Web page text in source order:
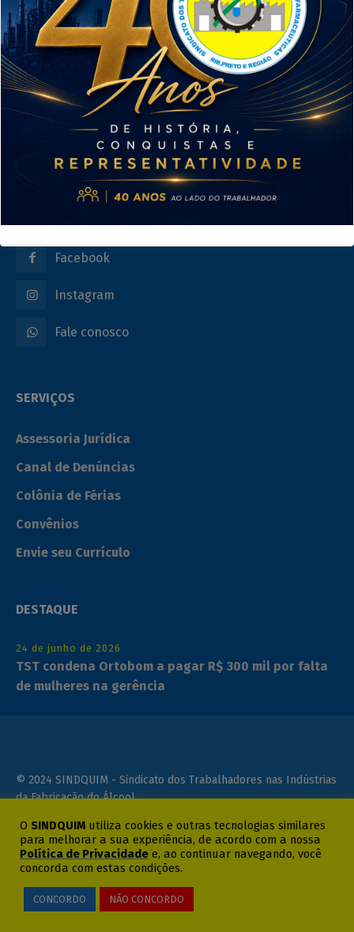
Continue lendo
Facebook
Instagram
Fale conosco
SERVIÇOS
Assessoria Jurídica
Canal de Denúncias
Colônia de Férias
Convênios
Envie seu Currículo
DESTAQUE
24 de junho de 2026
TST condena Ortobom a pagar R$ 300 mil por falta
de mulheres na gerência
© 2024 SINDQUIM - Sindicato dos Trabalhadores nas Indústrias
da Fabricação do Álcool,
Ribeirão Preto e Região
por: OnSize Sistemas Web
O SINDQUIM utiliza cookies e outras tecnologias similares
para melhorar a sua experiência, de acordo com a nossa
Política de Privacidade e, ao continuar navegando, você
concorda com estas condições.
CONCORDO NÃO CONCORDO